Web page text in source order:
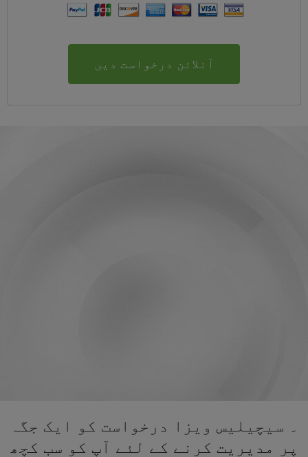
آنلائن درخواست دیں
۔ سیچیلیس ویزا درخواست کو ایک جگہ
پر مدیریت کرنے کے لئے آپ کو سب کچھ